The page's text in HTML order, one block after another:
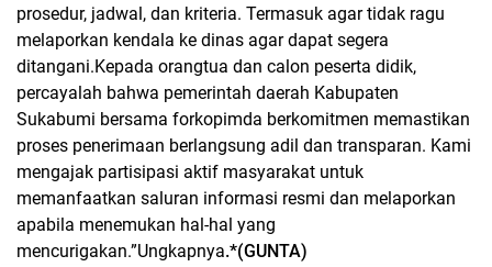
prosedur, jadwal, dan kriteria. Termasuk agar tidak ragu
melaporkan kendala ke dinas agar dapat segera
ditangani.Kepada orangtua dan calon peserta didik,
percayalah bahwa pemerintah daerah Kabupaten
Sukabumi bersama forkopimda berkomitmen memastikan
proses penerimaan berlangsung adil dan transparan. Kami
mengajak partisipasi aktif masyarakat untuk
memanfaatkan saluran informasi resmi dan melaporkan
apabila menemukan hal-hal yang
mencurigakan.”Ungkapnya.*(GUNTA)